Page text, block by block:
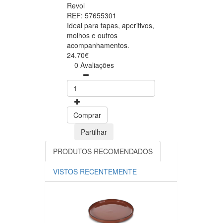
Revol
REF: 57655301
Ideal para tapas, aperitivos,
molhos e outros
acompanhamentos.
24.70€
0 Avaliações
Comprar
Partilhar
PRODUTOS RECOMENDADOS
VISTOS RECENTEMENTE